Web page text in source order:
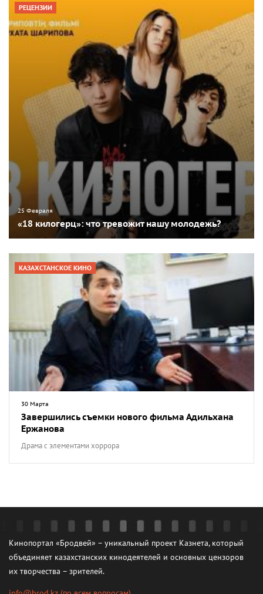
РЕЦЕНЗИИ
25 Февраля
«18 килогерц»: что тревожит нашу молодежь?
КАЗАХСТАНСКОЕ КИНО
30 Марта
Завершились съемки нового фильма Адильхана
Ержанова
Драма с элементами хоррора
Кинопортал «Бродвей» – уникальный проект Казнета, который
объединяет казахстанских кинодеятелей и основных цензоров
их творчества – зрителей.